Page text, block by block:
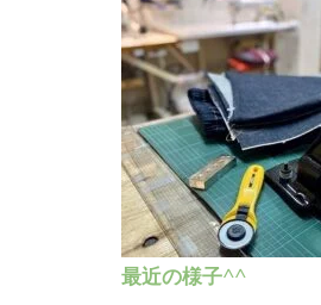
最近の様子^^